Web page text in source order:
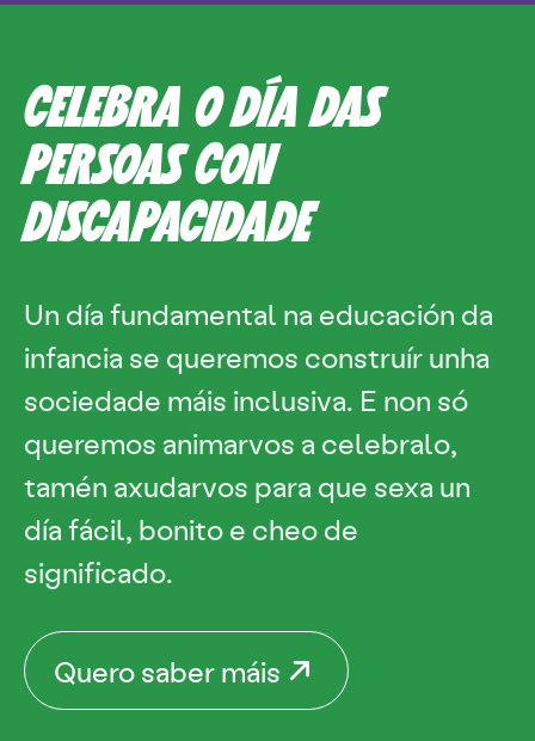
CELEBRA O DÍA DAS
PERSOAS CON
DISCAPACIDADE
Un día fundamental na educación da
infancia se queremos construír unha
sociedade máis inclusiva. E non só
queremos animarvos a celebralo,
tamén axudarvos para que sexa un
día fácil, bonito e cheo de
significado.
Quero saber máis